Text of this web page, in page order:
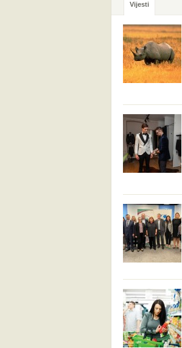
Vijesti